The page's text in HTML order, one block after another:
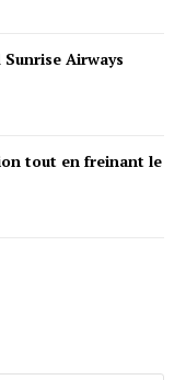
Airways
tout en freinant le